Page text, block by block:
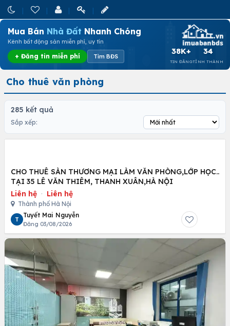
Mua Bán Nhà Đất Nhanh Chóng
Kênh bất động sản miễn phí, uy tín
+ Đăng tin miễn phí Tìm BĐS
38K+
TIN ĐĂNG
34
TỈNH THÀNH
Cho thuê văn phòng
285 kết quả
Sắp xếp:
CHO THUÊ SÀN THƯƠNG MẠI LÀM VĂN PHÒNG,LỚP HỌC..
TẠI 35 LÊ VĂN THIÊM, THANH XUÂN,HÀ NỘI
Liên hệ · Liên hệ
Thành phố Hà Nội
T
Tuyết Mai Nguyễn
Đăng 03/08/2026